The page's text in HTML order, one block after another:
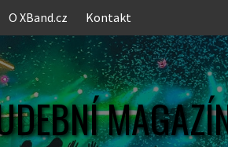
O XBand.cz Kontakt